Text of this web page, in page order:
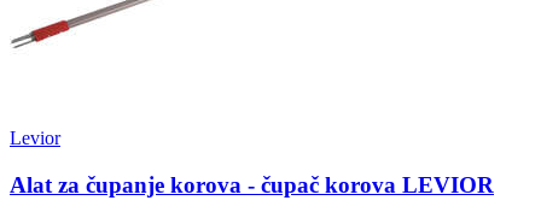
Levior
Alat za čupanje korova - čupač korova LEVIOR